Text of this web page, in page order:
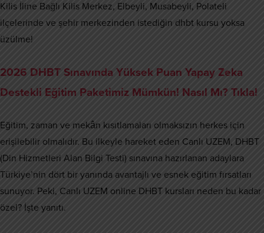
Kilis İline Bağlı Kilis Merkez, Elbeyli, Musabeyli, Polateli
ilçelerinde ve şehir merkezinden istediğin dhbt kursu yoksa
üzülme!
2026 DHBT Sınavında Yüksek Puan Yapay Zeka
Destekli Eğitim Paketimiz Mümkün! Nasıl Mı? Tıkla!
Eğitim, zaman ve mekân kısıtlamaları olmaksızın herkes için
erişilebilir olmalıdır. Bu ilkeyle hareket eden Canlı UZEM, DHBT
(Din Hizmetleri Alan Bilgi Testi) sınavına hazırlanan adaylara
Türkiye’nin dört bir yanında avantajlı ve esnek eğitim fırsatları
sunuyor. Peki, Canlı UZEM online DHBT kursları neden bu kadar
özel? İşte yanıtı.